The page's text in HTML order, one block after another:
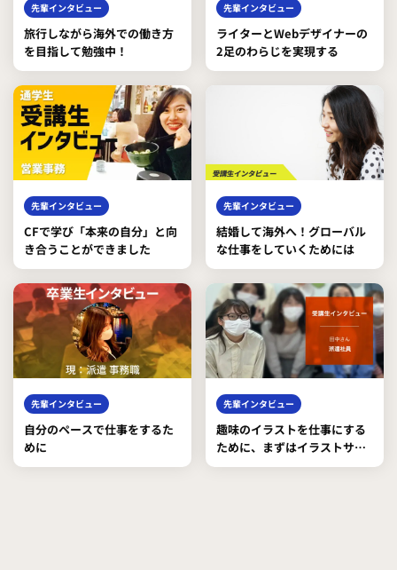
先輩インタビュー
旅行しながら海外での働き方
を目指して勉強中！
先輩インタビュー
ライターとWebデザイナーの
2足のわらじを実現する
先輩インタビュー
CFで学び「本来の自分」と向
き合うことができました
先輩インタビュー
結婚して海外へ！グローバル
な仕事をしていくためには
先輩インタビュー
自分のペースで仕事をするた
めに
先輩インタビュー
趣味のイラストを仕事にする
ために、まずはイラストサイ
トを作る技術を学んだ。